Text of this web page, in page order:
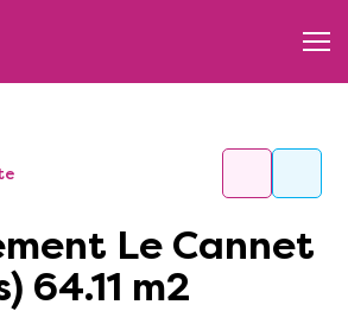
64.11 m2